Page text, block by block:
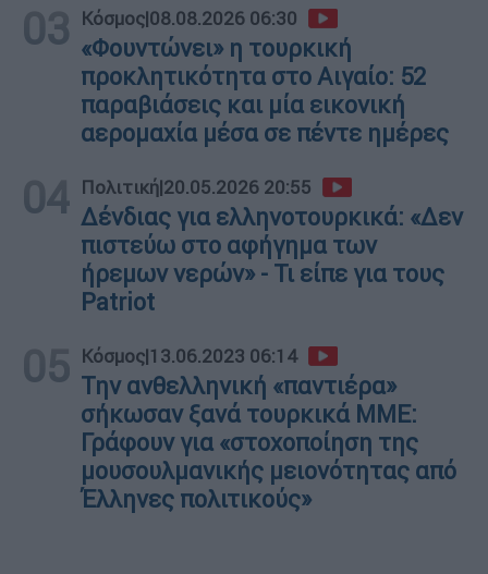
03 Κόσμος|08.08.2026 06:30
«Φουντώνει» η τουρκική
προκλητικότητα στο Αιγαίο: 52
παραβιάσεις και μία εικονική
αερομαχία μέσα σε πέντε ημέρες
04 Πολιτική|20.05.2026 20:55
Δένδιας για ελληνοτουρκικά: «Δεν
πιστεύω στο αφήγημα των
ήρεμων νερών» - Τι είπε για τους
Patriot
05 Κόσμος|13.06.2023 06:14
Την ανθελληνική «παντιέρα»
σήκωσαν ξανά τουρκικά ΜΜΕ:
Γράφουν για «στοχοποίηση της
μουσουλμανικής μειονότητας από
Έλληνες πολιτικούς»